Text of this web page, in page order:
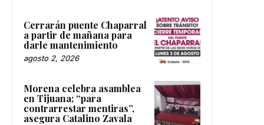
Cerrarán puente Chaparral
a partir de mañana para
darle mantenimiento
agosto 2, 2026
Morena celebra asamblea
en Tijuana; “para
contrarrestar mentiras”,
asegura Catalino Zavala